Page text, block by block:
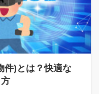
件)とは？快適な